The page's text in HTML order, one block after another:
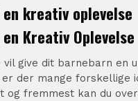
kreativ oplevelse
Kreativ Oplevelse
vil give dit barnebarn en
er der mange forskellige
og fremmest kan du